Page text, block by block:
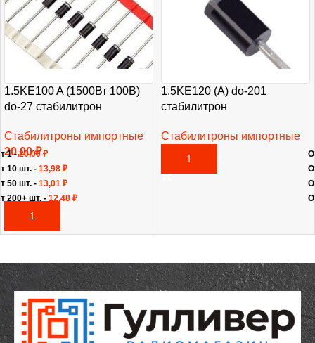
1.5KE100 A (1500Вт 100В)
do-27 стабилитрон
Стабилитроны импортные
20,00₽
В КОРЗИНУ
1 -20,00₽
10 шт. - 13,98 ₽
50 шт. - 13,01 ₽
200+ шт. - 12,48 ₽
1.5KE120 (A) do-201
стабилитрон
Стабилитроны импортные
В КОРЗИНУ